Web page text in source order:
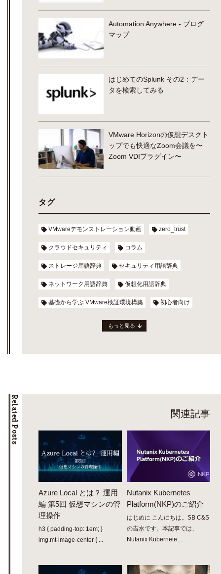
Automation Anywhere - ブログ
マップ
はじめてのSplunk その2：デー
タを検索してみる
VMware Horizonの仮想デスクト
ップでも快適なZoom会議を〜
Zoom VDIプラグイン〜
タグ
VMwareデモンストレーション動画 zero_trust
クラウドセキュリティ コラム
ストレージ用語辞典 セキュリティ用語辞典
ネットワーク用語辞典 仮想化用語辞典
基礎から学ぶ VMware検証環境構築 初心者向け
もっと見る
Related Posts 関連記事
Azure Local とは？ 運用
編 第5回 仮想マシンの管
理操作
h3 { padding-top: 1em; }
img.mt-image-center { ...
Nutanix Kubernetes
Platform(NKP)のご紹介
はじめに こんにちは。SB C&S
の吉水です。本記事では、
Nutanix Kubernete...